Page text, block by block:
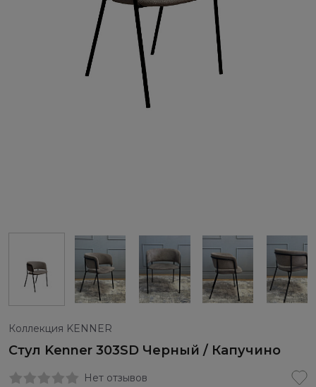
Коллекция KENNER
Стул Kenner 303SD Черный / Капучино
Нет отзывов